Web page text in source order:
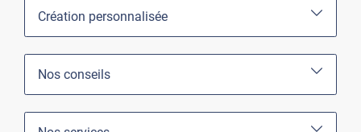
Création personnalisée
Nos conseils